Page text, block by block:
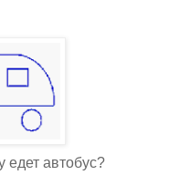
едет автобус?